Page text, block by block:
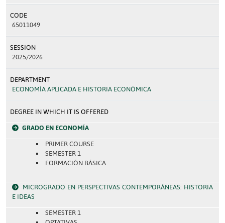
CODE
65011049
SESSION
2025/2026
DEPARTMENT
ECONOMÍA APLICADA E HISTORIA ECONÓMICA
DEGREE IN WHICH IT IS OFFERED
GRADO EN ECONOMÍA
PRIMER COURSE
SEMESTER 1
FORMACIÓN BÁSICA
MICROGRADO EN PERSPECTIVAS CONTEMPORÁNEAS: HISTORIA
E IDEAS
SEMESTER 1